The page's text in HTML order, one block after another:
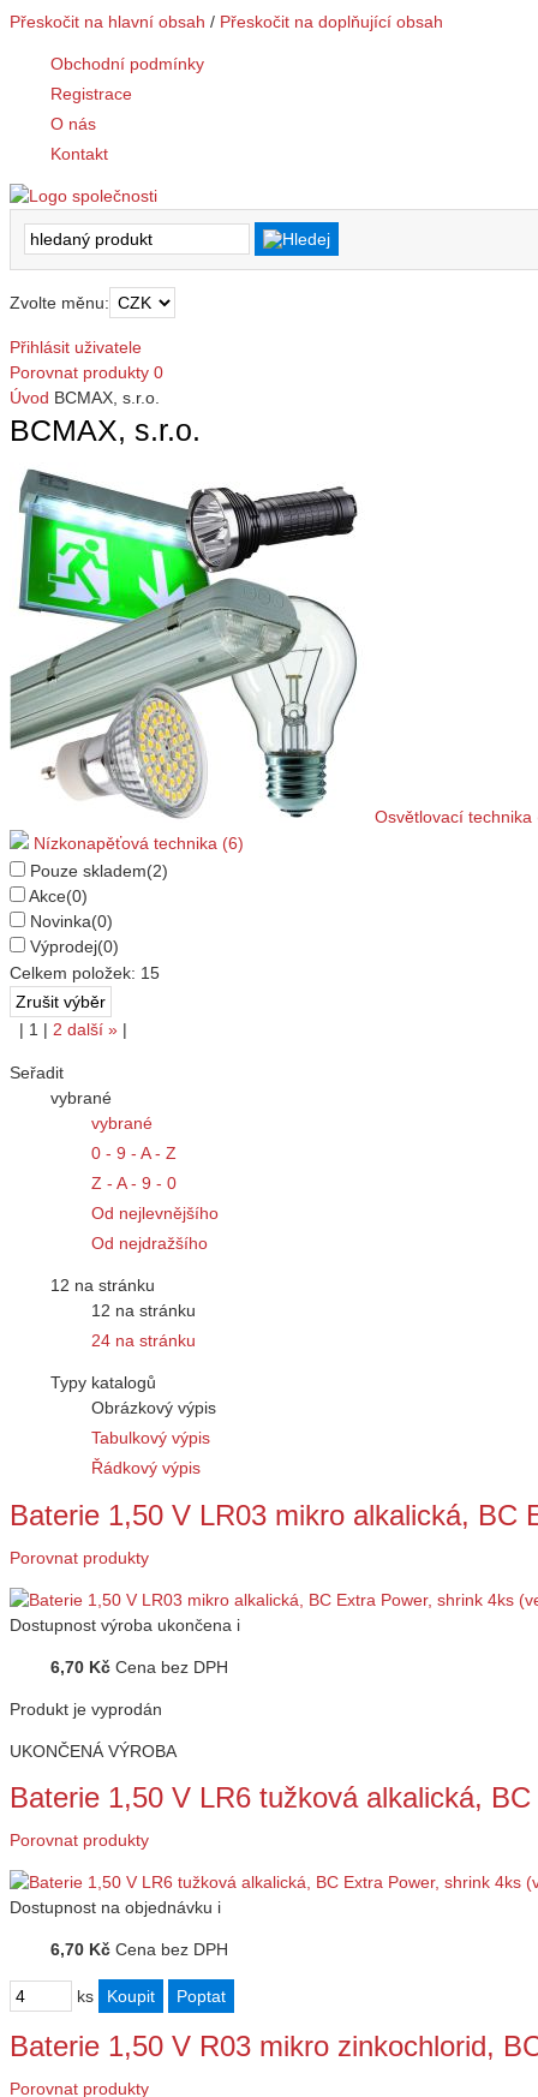
Přeskočit na hlavní obsah / Přeskočit na doplňující obsah
Obchodní podmínky
Registrace
O nás
Kontakt
Zvolte měnu:
Přihlásit uživatele
Porovnat produkty 0
Úvod BCMAX, s.r.o.
BCMAX, s.r.o.
Osvětlovací technika
Nízkonapěťová technika (6)
Pouze skladem(2)
Akce(0)
Novinka(0)
Výprodej(0)
Celkem položek: 15
| 1 | 2 další » |
Seřadit
vybrané
vybrané
0 - 9 - A - Z
Z - A - 9 - 0
Od nejlevnějšího
Od nejdražšího
12 na stránku
12 na stránku
24 na stránku
Typy katalogů
Obrázkový výpis
Tabulkový výpis
Řádkový výpis
Baterie 1,50 V LR03 mikro alkalická,
Porovnat produkty
Dostupnost výroba ukončena i
6,70 Kč Cena bez DPH
Produkt je vyprodán
UKONČENÁ VÝROBA
Baterie 1,50 V LR6 tužková alkalická,
Porovnat produkty
Dostupnost na objednávku i
6,70 Kč Cena bez DPH
ks
Baterie 1,50 V R03 mikro zinkochlorid,
Porovnat produkty